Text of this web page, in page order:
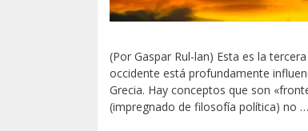
(Por Gaspar Rul-lan) Esta es la
occidente está profundamente
Grecia. Hay conceptos que son
(impregnado de filosofía política) no …